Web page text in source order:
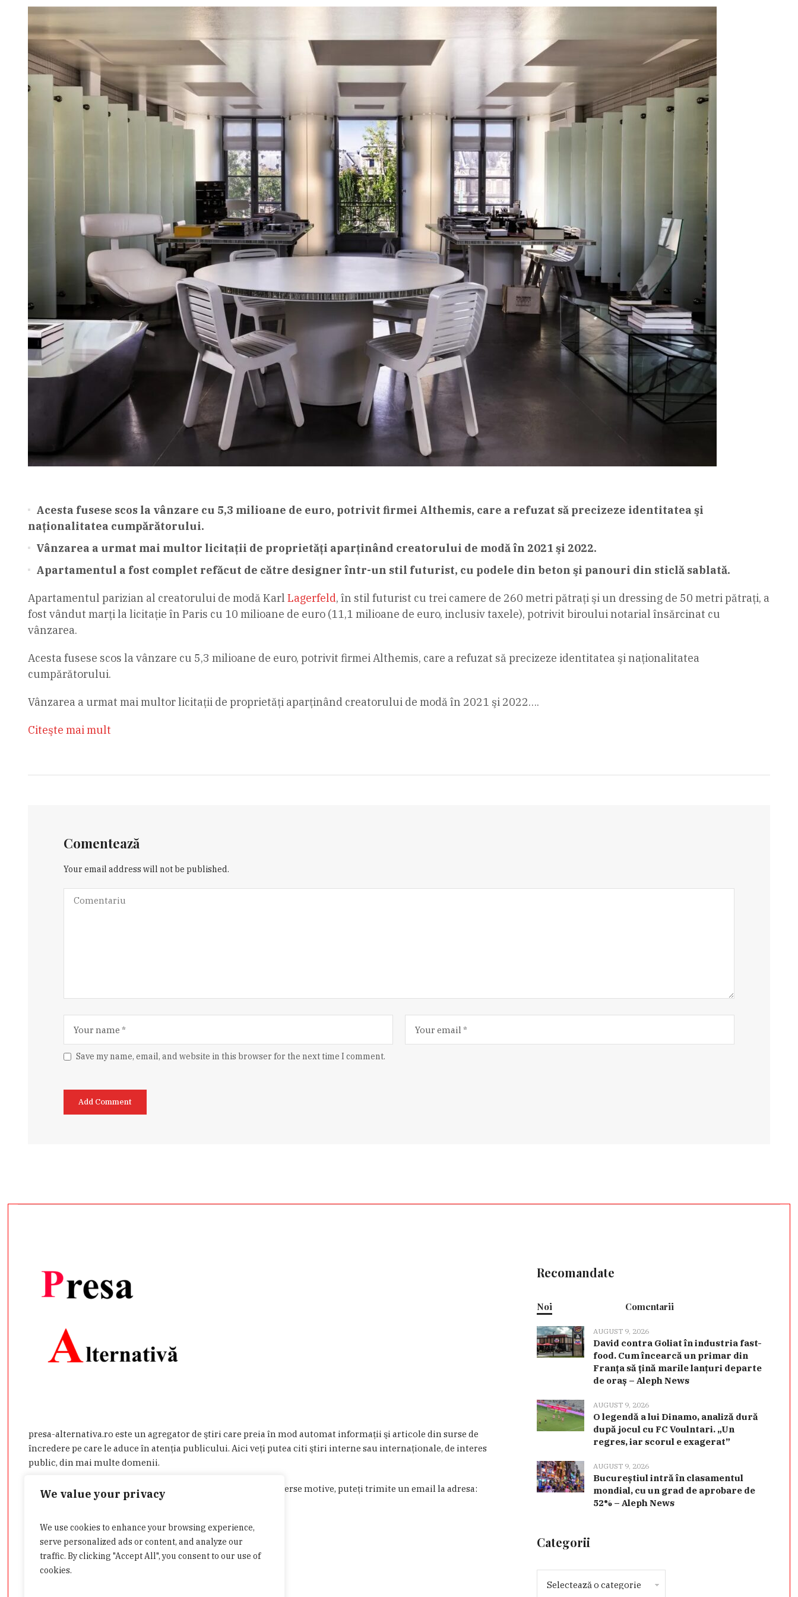
We value your privacy
We use cookies to enhance your browsing experience,
serve personalized ads or content, and analyze our
traffic. By clicking "Accept All", you consent to our use of
cookies.
Acesta fusese scos la vânzare cu 5,3 milioane de euro, potrivit firmei Althemis, care a refuzat să precizeze identitatea şi
naţionalitatea cumpărătorului.
Vânzarea a urmat mai multor licitaţii de proprietăţi aparţinând creatorului de modă în 2021 şi 2022.
Apartamentul a fost complet refăcut de către designer într-un stil futurist, cu podele din beton şi panouri din sticlă sablată.
Apartamentul parizian al creatorului de modă Karl Lagerfeld, în stil futurist cu trei camere de 260 metri pătraţi şi un dressing de 50 metri pătraţi, a
fost vândut marţi la licitaţie în Paris cu 10 milioane de euro (11,1 milioane de euro, inclusiv taxele), potrivit biroului notarial însărcinat cu
vânzarea.
Acesta fusese scos la vânzare cu 5,3 milioane de euro, potrivit firmei Althemis, care a refuzat să precizeze identitatea şi naţionalitatea
cumpărătorului.
Vânzarea a urmat mai multor licitaţii de proprietăţi aparţinând creatorului de modă în 2021 şi 2022….
Citeşte mai mult
Comentează
Your email address will not be published.
Save my name, email, and website in this browser for the next time I comment.
presa-alternativa.ro este un agregator de ştiri care preia în mod automat informaţii şi articole din surse de
încredere pe care le aduce în atenţia publicului. Aici veţi putea citi ştiri interne sau internaţionale, de interes
public, din mai multe domenii.
Dacă aveţi o ştire de interes sau doriţi să ne contactaţi din diverse motive, puteţi trimite un email la adresa:
admin@presa-alternativa.ro
Recomandate
Noi Comentarii
AUGUST 9, 2026
David contra Goliat în industria fast-
food. Cum încearcă un primar din
Franța să țină marile lanțuri departe
de oraș – Aleph News
AUGUST 9, 2026
O legendă a lui Dinamo, analiză dură
după jocul cu FC Voulntari. „Un
regres, iar scorul e exagerat”
AUGUST 9, 2026
Bucureștiul intră în clasamentul
mondial, cu un grad de aprobare de
52% – Aleph News
Categorii